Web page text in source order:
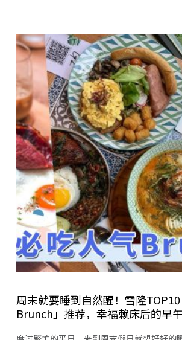
周末就要睡到自然醒！雪隆
Brunch」推荐，幸福赖床后的早午